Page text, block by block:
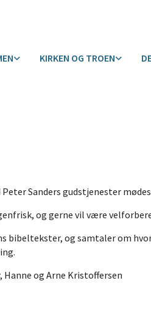
KIRKEN OG TROEN
Sanders gudstjenester
og gerne vil være
bibeltekster, og samtaler om
Hanne og Arne Kristoffersen